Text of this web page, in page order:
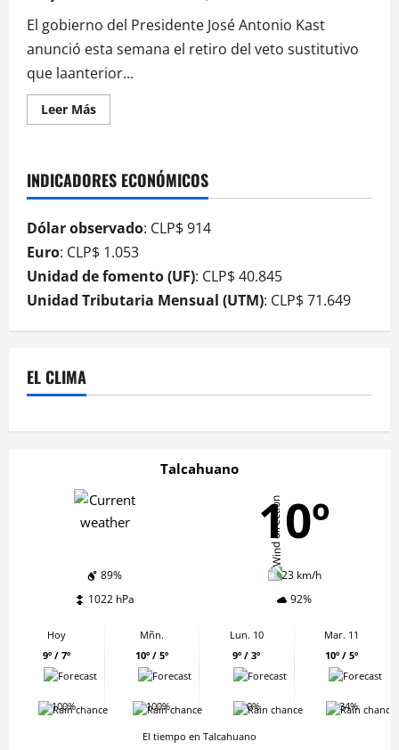
El gobierno del Presidente José Antonio Kast
anunció esta semana el retiro del veto sustitutivo
que laanterior...
Leer Más
INDICADORES ECONÓMICOS
Dólar observado: CLP$ 914
Euro: CLP$ 1.053
Unidad de fomento (UF): CLP$ 40.845
Unidad Tributaria Mensual (UTM): CLP$ 71.649
EL CLIMA
Talcahuano
10º
89%
23 km/h
1022 hPa
92%
Hoy
9º / 7º
100%
Mñn.
10º / 5º
100%
Lun. 10
9º / 3º
0%
Mar. 11
10º / 5º
34%
El tiempo en Talcahuano